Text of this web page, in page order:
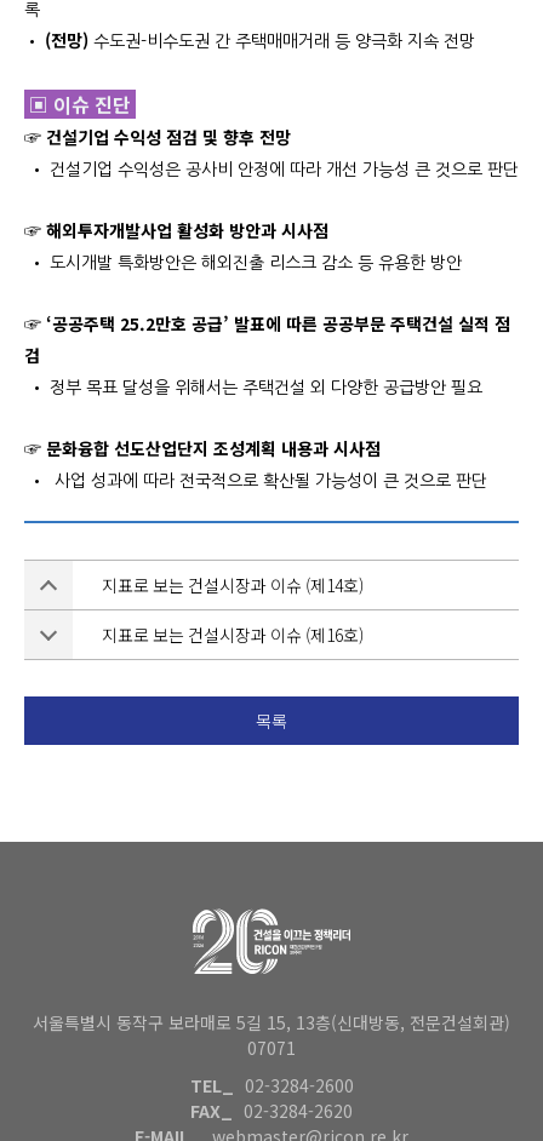
록
• (전망) 수도권-비수도권 간 주택매매거래 등 양극화 지속 전망
▣ 이슈 진단
☞ 건설기업 수익성 점검 및 향후 전망
• 건설기업 수익성은 공사비 안정에 따라 개선 가능성 큰 것으로 판단
☞ 해외투자개발사업 활성화 방안과 시사점
• 도시개발 특화방안은 해외진출 리스크 감소 등 유용한 방안
☞ ‘공공주택 25.2만호 공급’ 발표에 따른 공공부문 주택건설 실적 점
검
• 정부 목표 달성을 위해서는 주택건설 외 다양한 공급방안 필요
☞ 문화융합 선도산업단지 조성계획 내용과 시사점
• 사업 성과에 따라 전국적으로 확산될 가능성이 큰 것으로 판단
지표로 보는 건설시장과 이슈 (제14호)
지표로 보는 건설시장과 이슈 (제16호)
목록
서울특별시 동작구 보라매로 5길 15, 13층(신대방동, 전문건설회관)
07071
TEL_
02-3284-2600
FAX_
02-3284-2620
E-MAIL_
webmaster@ricon.re.kr